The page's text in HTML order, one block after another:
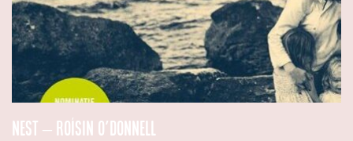
Nest – Roísin O’Donnell